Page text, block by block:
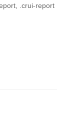
.crui-report